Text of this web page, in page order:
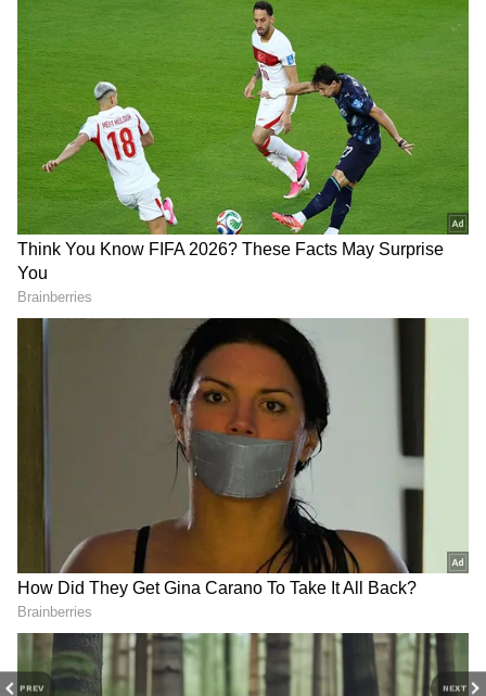
PREV NEXT
Shubman Gill
శుభమాన్ గిల్
ఈ ఏడాది ఇప్పటి వరకు 47 అంతర్జాతీయ మ్యాచ్‌లు ఆడిన
శుభ్‌మన్ గిల్ 48.31 సగటుతో ఏడు సెంచరీలు, 10
అర్ధసెంచరీలతో 2,126 పరుగులు చేశాడు.